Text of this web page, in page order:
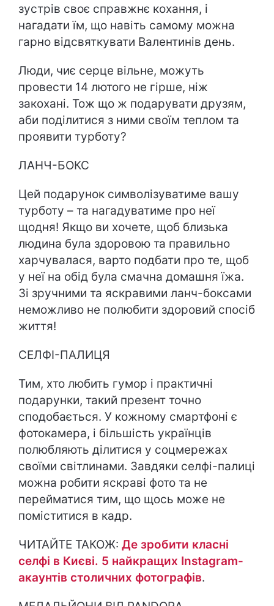
зустрів своє справжнє кохання, і
нагадати їм, що навіть самому можна
гарно відсвяткувати Валентинів день.
Люди, чиє серце вільне, можуть
провести 14 лютого не гірше, ніж
закохані. Тож що ж подарувати друзям,
аби поділитися з ними своїм теплом та
проявити турботу?
ЛАНЧ-БОКС
Цей подарунок символізуватиме вашу
турботу – та нагадуватиме про неї
щодня! Якщо ви хочете, щоб близька
людина була здоровою та правильно
харчувалася, варто подбати про те, щоб
у неї на обід була смачна домашня їжа.
Зі зручними та яскравими ланч-боксами
неможливо не полюбити здоровий спосіб
життя!
СЕЛФІ-ПАЛИЦЯ
Тим, хто любить гумор і практичні
подарунки, такий презент точно
сподобається. У кожному смартфоні є
фотокамера, і більшість українців
полюбляють ділитися у соцмережах
своїми світлинами. Завдяки селфі-палиці
можна робити яскраві фото та не
перейматися тим, що щось може не
поміститися в кадр.
ЧИТАЙТЕ ТАКОЖ: Де зробити класні
селфі в Києві. 5 найкращих Instagram-
акаунтів столичних фотографів.